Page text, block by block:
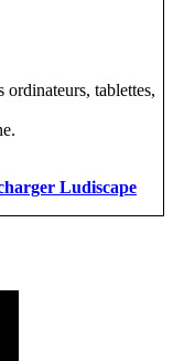
ordinateurs, tablettes,
Ludiscape